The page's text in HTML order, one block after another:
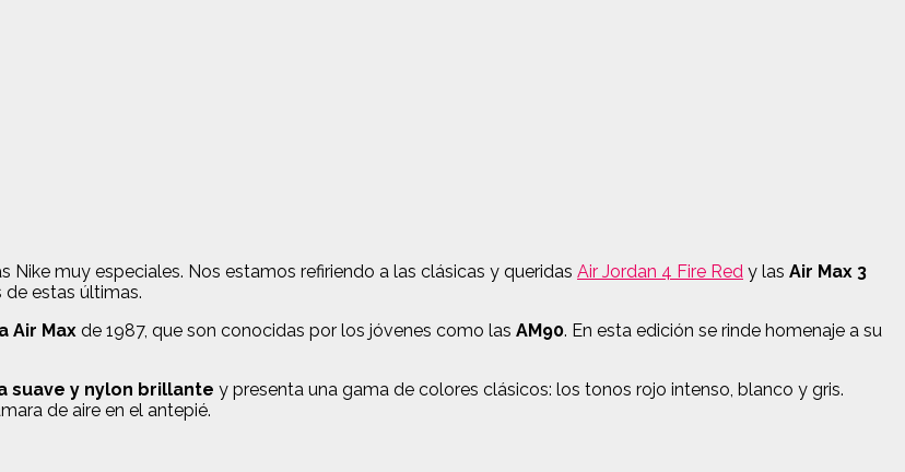
muy especiales. Nos estamos refiriendo a las clásicas y queridas Air Jordan 4 Fire Red y las Air Max 3
estas últimas.
Air Max de 1987, que son conocidas por los jóvenes como las AM90. En esta edición se rinde homenaje a su
suave y nylon brillante y presenta una gama de colores clásicos: los tonos rojo intenso, blanco y gris.
de aire en el antepié.